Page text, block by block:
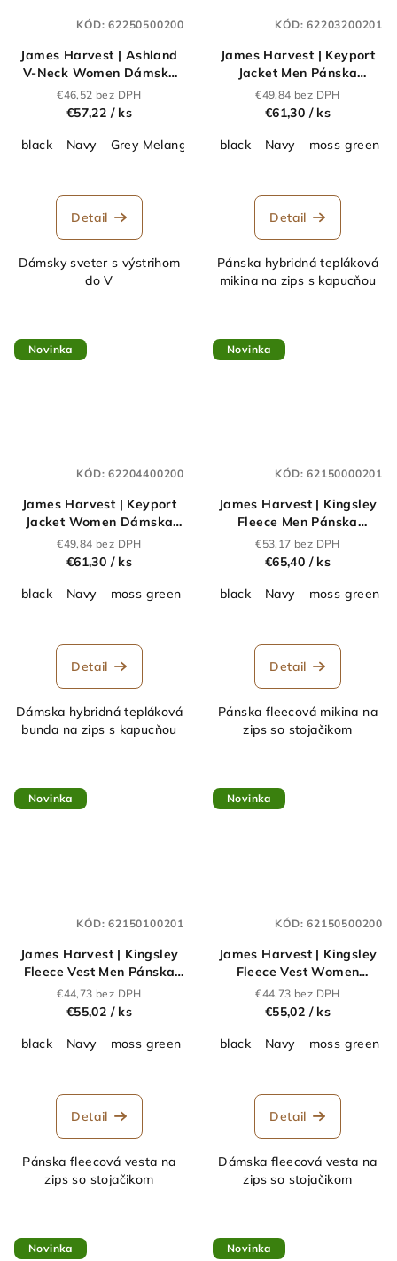
James Harvest | Ashland
V-Neck Women Dámsky
sveter s výstrihom do
V_62.2505
€46,52 bez DPH
€57,22 / ks
black
Navy Grey Melange
Detail
Dámsky sveter s výstrihom
do V
KÓD:62250500200
James Harvest | Keyport
Jacket Men Pánska
hybridná bunda "Two-
Tone"_62.2032
€49,84 bez DPH
€61,30 / ks
black
Navy moss green
Detail
Pánska hybridná tepláková
mikina na zips s kapucňou
KÓD:62203200201
Novinka
James Harvest | Keyport
Jacket Women Dámska
hybridná bunda "Two-
Tone"_62.2044
€49,84 bez DPH
€61,30 / ks
black
Navy moss green
Detail
Dámska hybridná tepláková
bunda na zips s kapucňou
KÓD:62204400200
Novinka
James Harvest | Kingsley
Fleece Men Pánska
fleecová bunda Sherpa
"Two-Tone"_62.1500
€53,17 bez DPH
€65,40 / ks
black
Navy moss green
Detail
Pánska fleecová mikina na
zips so stojačikom
KÓD:62150000201
Novinka
James Harvest | Kingsley
Fleece Vest Men Pánska
fleecová vesta Sherpa
"Two-Tone"_62.1501
€44,73 bez DPH
€55,02 / ks
black
Navy moss green
Detail
Pánska fleecová vesta na
zips so stojačikom
KÓD:62150100201
Novinka
James Harvest | Kingsley
Fleece Vest Women
Dámska fleecová vesta
Sherpa "Two-
€44,73 bez DPH
€55,02 / ks
black
Navy moss green
Detail
Dámska fleecová vesta na
zips so stojačikom
KÓD:62150500200
Novinka Novinka